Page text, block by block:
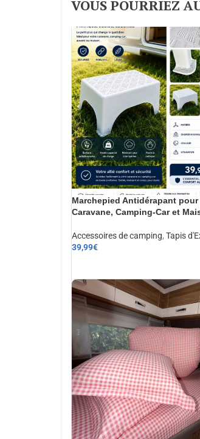
VOUS POURRIEZ
Marchepied Antidérapant pour
Caravane, Camping-Car et
Accessoires de camping, Tapis
39,99€